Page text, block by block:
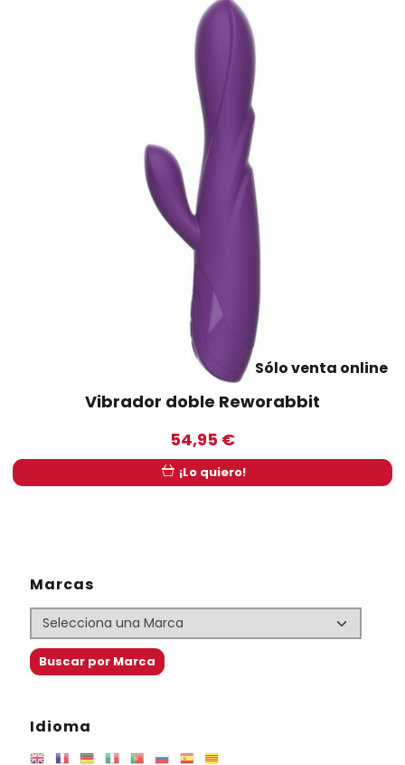
Marcas
Idioma
Sólo venta online
Vibrador doble Reworabbit
54,95 €
¡Lo quiero!